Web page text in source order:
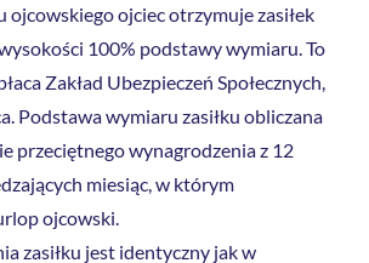
ojcowskiego ojciec otrzymuje zasiłek
100% podstawy wymiaru. To
Zakład Ubezpieczeń Społecznych,
Podstawa wymiaru zasiłku obliczana
przeciętnego wynagrodzenia z 12
miesiąc, w którym
ojcowski.
zasiłku jest identyczny jak w